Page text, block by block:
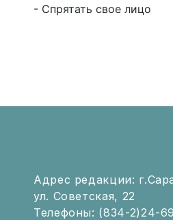
- Спрятать свое лицо
Адрес редакции:
ул. Советская, 22
Телефоны: (834-2)24-